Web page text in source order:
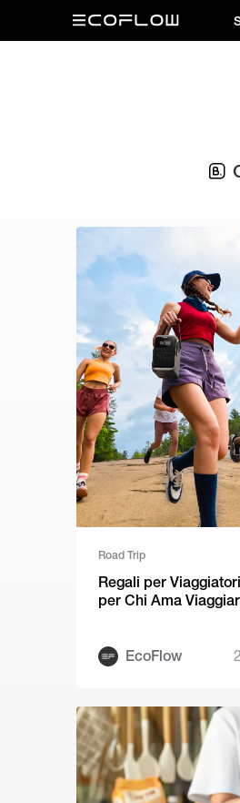
Road Trip
Regali per
per Chi Ama
EcoFlow